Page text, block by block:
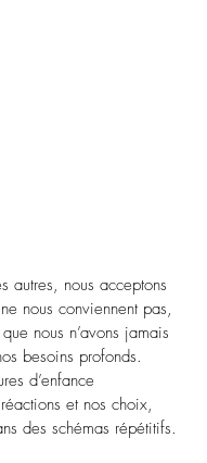
autres, nous acceptons
nous conviennent pas,
nous n’avons jamais
besoins profonds.
d’enfance
et nos choix,
des schémas répétitifs.